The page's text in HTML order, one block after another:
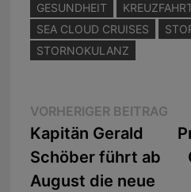
GESUNDHEIT
SEA CLOUD CRUISES
STORNOKULANZ
VORHERIGER BEITRAG
Kapitän Gerald
Schöber führt ab
August die neue